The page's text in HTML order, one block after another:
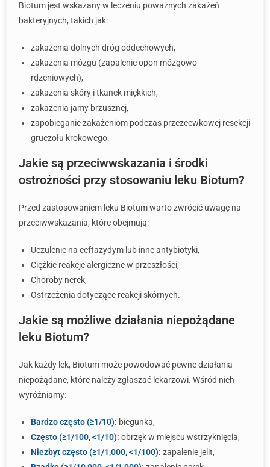
Biotum jest wskazany w leczeniu poważnych zakażeń
bakteryjnych, takich jak:
zakażenia dolnych dróg oddechowych,
zakażenia mózgu (zapalenie opon mózgowo-
rdzeniowych),
zakażenia skóry i tkanek miękkich,
zakażenia jamy brzusznej,
zapobieganie zakażeniom podczas przezcewkowej resekcji
gruczołu krokowego.
Jakie są przeciwwskazania i środki
ostrożności przy stosowaniu leku Biotum?
Przed zastosowaniem leku Biotum warto zwrócić uwagę na
przeciwwskazania, które obejmują:
Uczulenie na ceftazydym lub inne antybiotyki,
Ciężkie reakcje alergiczne w przeszłości,
Choroby nerek,
Ostrzeżenia dotyczące reakcji skórnych.
Jakie są możliwe działania niepożądane
leku Biotum?
Jak każdy lek, Biotum może powodować pewne działania
niepożądane, które należy zgłaszać lekarzowi. Wśród nich
wyróżniamy:
Bardzo często (≥1/10): biegunka,
Często (≥1/100, <1/10): obrzęk w miejscu wstrzyknięcia,
Niezbyt często (≥1/1,000, <1/100): zapalenie jelit,